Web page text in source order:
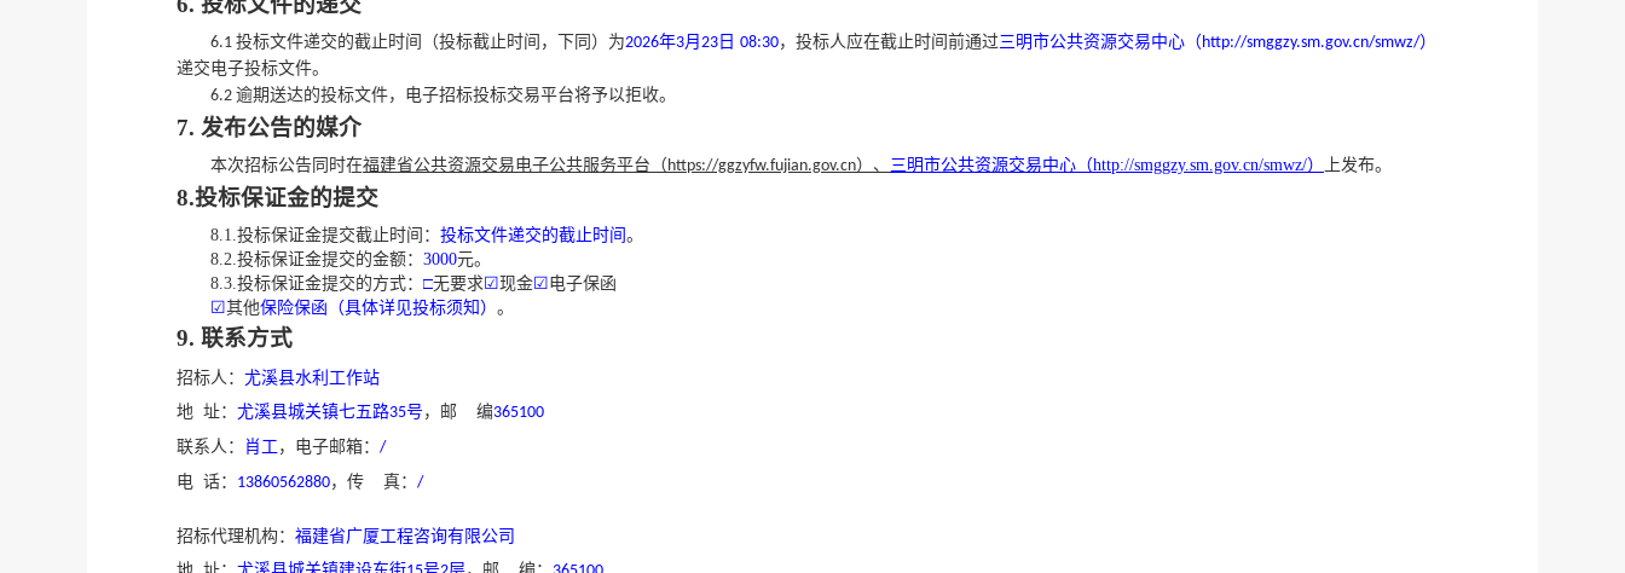
6.1 投标文件递交的截止时间（投标截止时间，下同）为2026年3月 23 日 08:30，投标人应在截止时间前通过三明市公共资源交易中心（http://smggzy.sm.gov.cn/smwz/）
递交电子投标文件。
6.2 逾期送达的投标文件，电子招标投标交易平台将予以拒收。
7. 发布公告的媒介
本次招标公告同时在福建省公共资源交易电子公共服务平台（https://ggzyfw.fujian.gov.cn） 、 三明市公共资源交易中心（http://smggzy.sm.gov.cn/smwz/） 上发布。
8.投标保证金的提交
8.1.投标保证金提交截止时间： 投标文件递交的截止时间 。
8.2.投标保证金提交的金额： 3000元。
8.3.投标保证金提交的方式： □无要求☑现金☑ 电子保函
☑其他保险保函（具体详见投标须知） 。
9. 联系方式
招标人： 尤溪县水利工作站
地 址： 尤溪县城关镇七五路35号 ，邮 编365100
联系人：
肖工 ，电子邮箱： /
电 话： 13860562880，传 真： /
招标代理机构： 福建省广厦工程咨询有限公司